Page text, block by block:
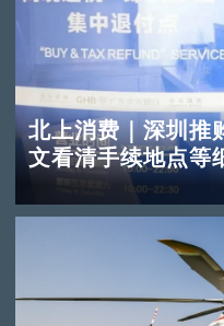
北上消费｜深圳推
文看清手续地点等